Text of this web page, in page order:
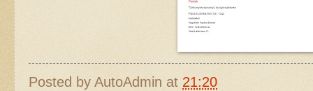
Posted by AutoAdmin at 21:20